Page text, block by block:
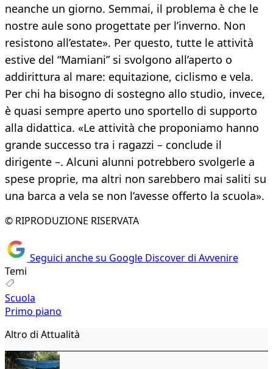
neanche un giorno. Semmai, il problema è che le
nostre aule sono progettate per l’inverno. Non
resistono all’estate». Per questo, tutte le attività
estive del “Mamiani” si svolgono all’aperto o
addirittura al mare: equitazione, ciclismo e vela.
Per chi ha bisogno di sostegno allo studio, invece,
è quasi sempre aperto uno sportello di supporto
alla didattica. «Le attività che proponiamo hanno
grande successo tra i ragazzi – conclude il
dirigente –. Alcuni alunni potrebbero svolgerle a
spese proprie, ma altri non sarebbero mai saliti su
una barca a vela se non l’avesse offerto la scuola».
© RIPRODUZIONE RISERVATA
Seguici anche su Google Discover di Avvenire
Temi
Scuola
Primo piano
Altro di Attualità